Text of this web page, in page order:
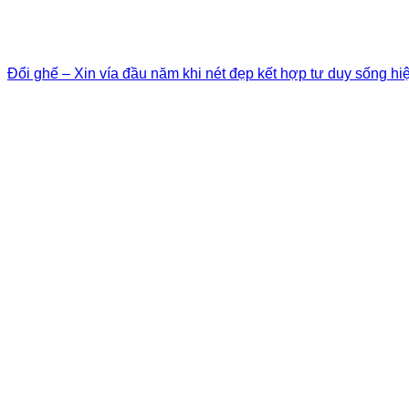
Đổi ghế – Xin vía đầu năm khi nét đẹp kết hợp tư duy sống